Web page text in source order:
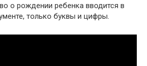
о рождении ребенка вводится в
только буквы и цифры.